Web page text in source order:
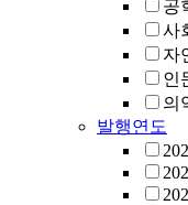
공
사
자
인
의
발행연도